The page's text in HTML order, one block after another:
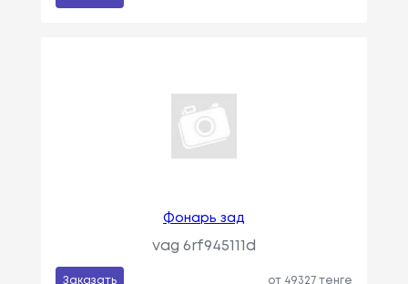
Фонарь зад
vag 6rf945111d
Заказать от 49327 тенге